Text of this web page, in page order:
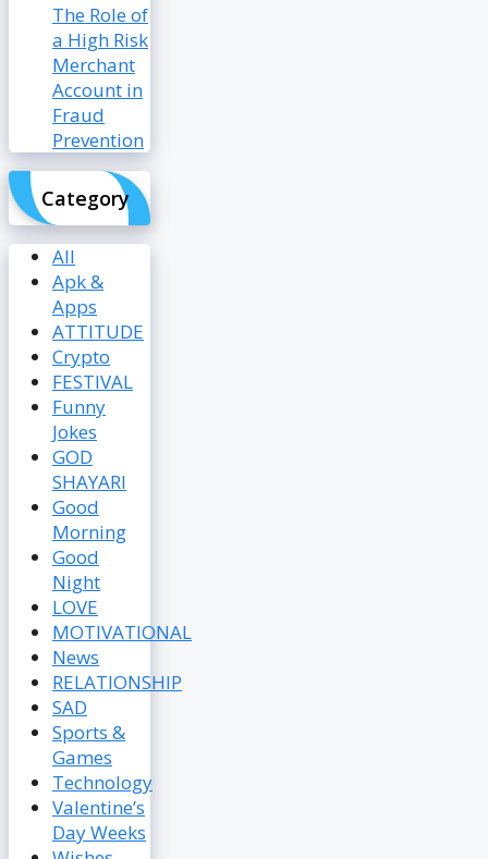
The Role of
a High Risk
Merchant
Account in
Fraud
Prevention
Category
All
Apk &
Apps
ATTITUDE
Crypto
FESTIVAL
Funny
Jokes
GOD
SHAYARI
Good
Morning
Good
Night
LOVE
MOTIVATIONAL
News
RELATIONSHIP
SAD
Sports &
Games
Technology
Valentine’s
Day Weeks